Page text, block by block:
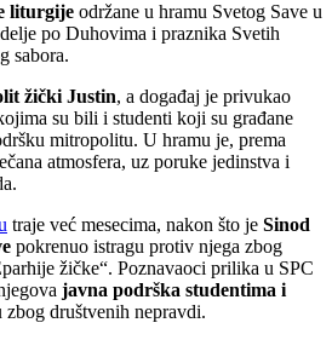
liturgije održane u hramu Svetog Save u
po Duhovima i praznika Svetih
sabora.
žički Justin, a događaj je privukao
su bili i studenti koji su građane
mitropolitu. U hramu je, prema
atmosfera, uz poruke jedinstva i
traje već mesecima, nakon što je Sinod
pokrenuo istragu protiv njega zbog
žičke“. Poznavaoci prilika u SPC
javna podrška studentima i
društvenih nepravdi.